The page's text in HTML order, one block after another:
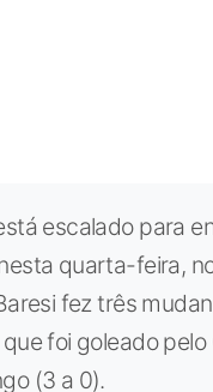
escalado para
quarta-feira,
fez três
foi goleado pelo
(3 a 0).